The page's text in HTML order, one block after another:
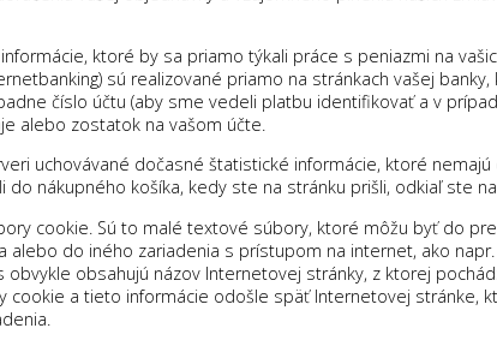
ktoré by sa priamo týkali práce s peniazmi na
sú realizované priamo na stránkach vašej
číslo účtu (aby sme vedeli platbu identifikovať a v
alebo zostatok na vašom účte.
uchovávané dočasné štatistické informácie, ktoré
do nákupného košíka, kedy ste na stránku prišli, odkiaľ ste
cookie. Sú to malé textové súbory, ktoré môžu byť do
alebo do iného zariadenia s prístupom na internet, ako
obsahujú názov Internetovej stránky, z ktorej
cookie a tieto informácie odošle späť Internetovej stránke,